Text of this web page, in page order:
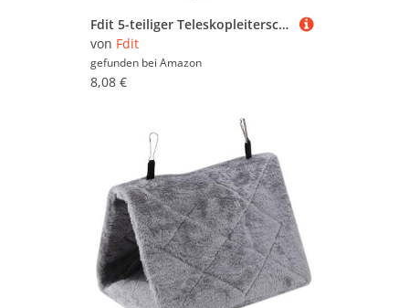
Fdit 5-teiliger Teleskopleiterschalter Hebeleiter Multifunktionales Teleskopzubehör Ersatzteile Universalschalter für Leiter Stufenleiter
von Fdit
gefunden bei Amazon
8,08 €